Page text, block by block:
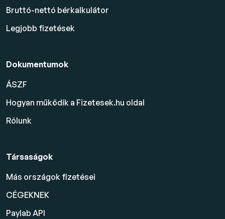
Bruttó-nettó bérkalkulátor
Legjobb fizetések
Dokumentumok
ÁSZF
Hogyan működik a Fizetesek.hu oldal
Rólunk
Társaságok
Más országok fizetései
CÉGEKNEK
Paylab API